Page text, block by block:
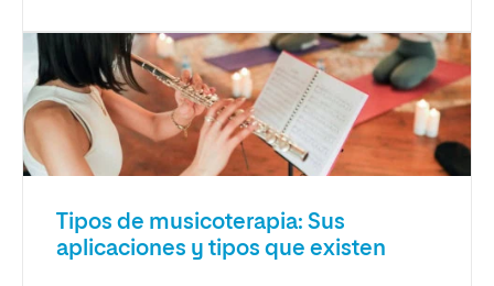
Tipos de musicoterapia: Sus
aplicaciones y tipos que existen